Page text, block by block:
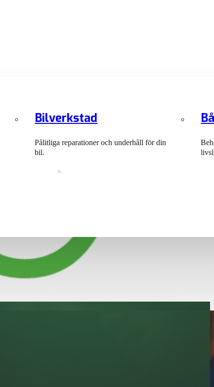
Bilverkstad
Pålitliga reparationer och underhåll för din
bil.